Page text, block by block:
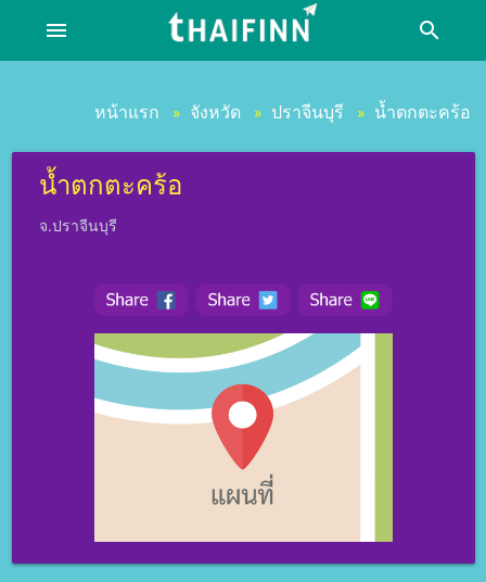
menu search
หน้าแรก » จังหวัด » ปราจีนบุรี » น้ำตกตะคร้อ
น้ำตกตะคร้อ
จ.ปราจีนบุรี